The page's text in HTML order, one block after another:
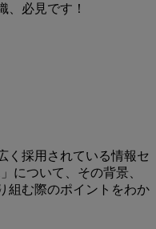
、必見です！
く採用されている情報セ
について、その背景、
組む際のポイントをわか